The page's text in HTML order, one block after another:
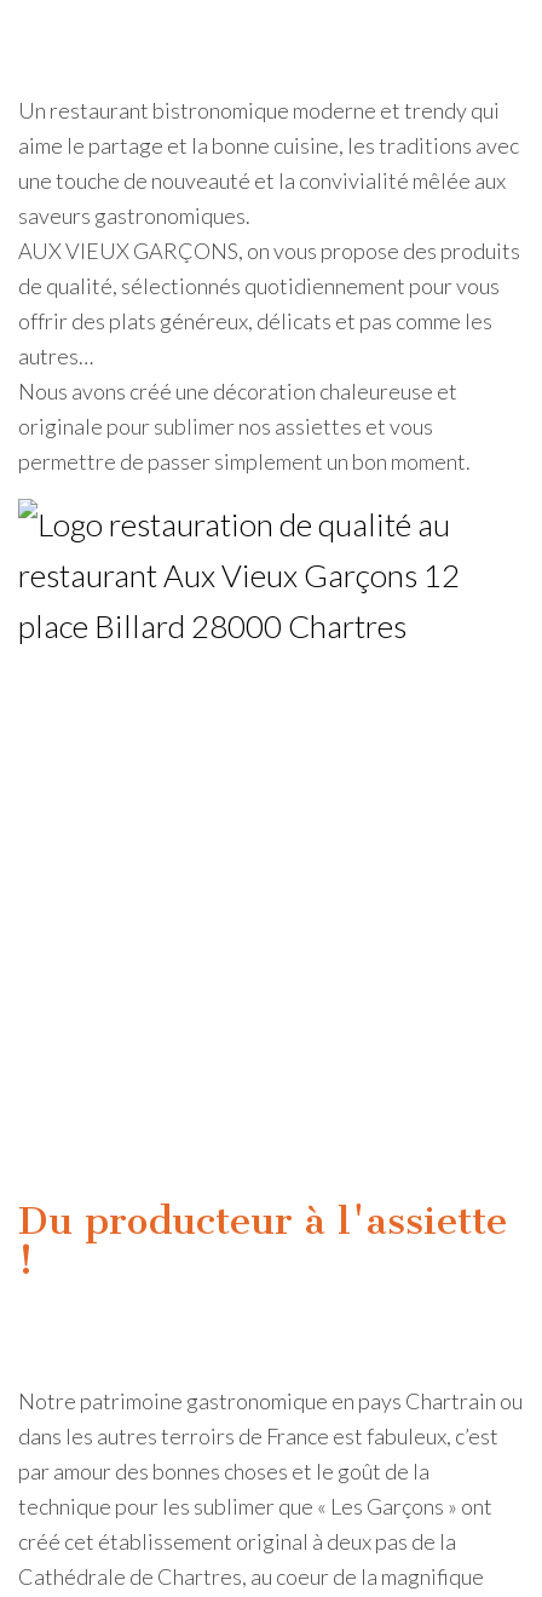
Un restaurant bistronomique moderne et trendy qui
aime le partage et la bonne cuisine, les traditions avec
une touche de nouveauté et la convivialité mêlée aux
saveurs gastronomiques.
AUX VIEUX GARÇONS, on vous propose des produits
de qualité, sélectionnés quotidiennement pour vous
offrir des plats généreux, délicats et pas comme les
autres…
Nous avons créé une décoration chaleureuse et
originale pour sublimer nos assiettes et vous
permettre de passer simplement un bon moment.
Du producteur à l'assiette
!
Notre patrimoine gastronomique en pays Chartrain ou
dans les autres terroirs de France est fabuleux, c’est
par amour des bonnes choses et le goût de la
technique pour les sublimer que « Les Garçons » ont
créé cet établissement original à deux pas de la
Cathédrale de Chartres, au coeur de la magnifique